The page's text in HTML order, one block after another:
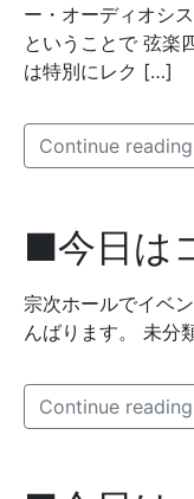
ー・オーディオシ
ということで 弦楽
は特別にレク […]
Continue reading
■今日は
宗次ホールでイベ
んばります。 未分
Continue reading